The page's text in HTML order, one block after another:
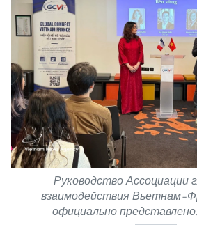
Руководство Ассоциации
взаимодействия
официально